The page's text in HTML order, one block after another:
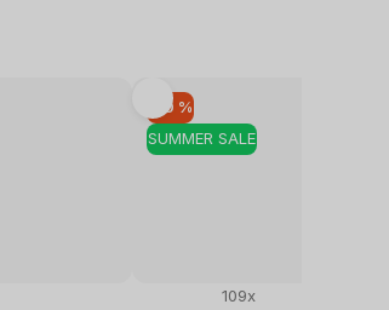
SUMMER SALE
–10 %
109x